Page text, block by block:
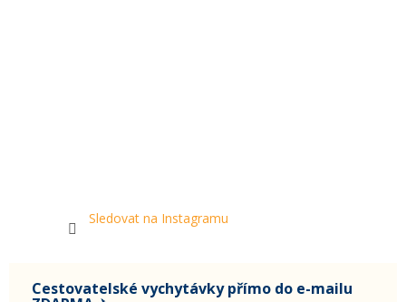
Sledovat na Instagramu
Cestovatelské vychytávky přímo do e-mailu